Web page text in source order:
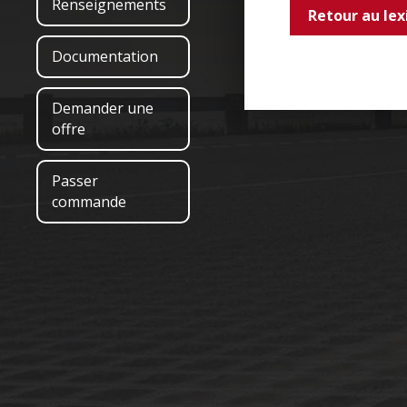
Renseignements
Documentation
Demander une
offre
Passer
commande
Retour au